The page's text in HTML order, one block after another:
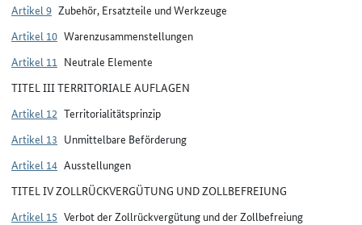
Artikel 9 Zubehör, Ersatzteile und Werkzeuge
Artikel 10 Warenzusammenstellungen
Artikel 11 Neutrale Elemente
TITEL III TERRITORIALE AUFLAGEN
Artikel 12 Territorialitätsprinzip
Artikel 13 Unmittelbare Beförderung
Artikel 14 Ausstellungen
TITEL IV ZOLLRÜCKVERGÜTUNG UND ZOLLBEFREIUNG
Artikel 15 Verbot der Zollrückvergütung und der Zollbefreiung